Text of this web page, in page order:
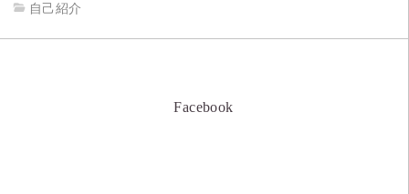
自己紹介
Facebook